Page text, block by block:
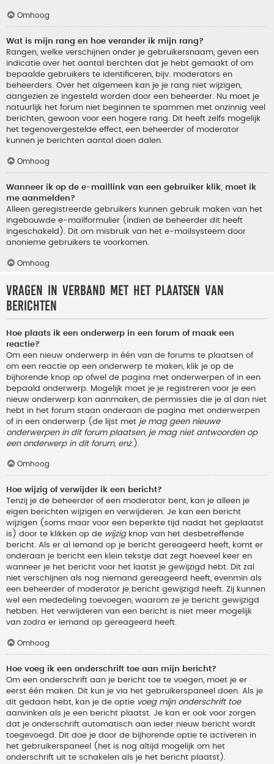
Omhoog
Wat is mijn rang en hoe verander ik mijn rang?
Rangen, welke verschijnen onder je gebruikersnaam, geven een
indicatie over het aantal berchten dat je hebt gemaakt of om
bepaalde gebruikers te identificeren, bijv. moderators en
beheerders. Over het algemeen kan je je rang niet wijzigen,
aangezien ze ingesteld worden door een beheerder. Nu moet je
natuurlijk het forum niet beginnen te spammen met onzinnig veel
berichten, gewoon voor een hogere rang. Dit heeft zelfs mogelijk
het tegenovergestelde effect, een beheerder of moderator
kunnen je berichten aantal doen dalen.
Omhoog
Wanneer ik op de e-maillink van een gebruiker klik, moet ik
me aanmelden?
Alleen geregistreerde gebruikers kunnen gebruik maken van het
ingebouwde e-mailformulier (indien de beheerder dit heeft
ingeschakeld). Dit om misbruik van het e-mailsysteem door
anonieme gebruikers te voorkomen.
Omhoog
Vragen in verband met het plaatsen van
berichten
Hoe plaats ik een onderwerp in een forum of maak een
reactie?
Om een nieuw onderwerp in één van de forums te plaatsen of
om een reactie op een onderwerp te maken, klik je op de
bijhorende knop op ofwel de pagina met onderwerpen of in een
bepaald onderwerp. Mogelijk moet je je registreren voor je een
nieuw onderwerp kan aanmaken, de permissies die je al dan niet
hebt in het forum staan onderaan de pagina met onderwerpen
of in een onderwerp (de lijst met je mag geen nieuwe
onderwerpen in dit forum plaatsen, je mag niet antwoorden op
een onderwerp in dit forum, enz. ).
Omhoog
Hoe wijzig of verwijder ik een bericht?
Tenzij je de beheerder of een moderator bent, kan je alleen je
eigen berichten wijzigen en verwijderen. Je kan een bericht
wijzigen (soms maar voor een beperkte tijd nadat het geplaatst
is) door te klikken op de wijzigknop van het desbetreffende
bericht. Als er al iemand op je bericht gereageerd heeft, komt er
onderaan je bericht een klein tekstje dat zegt hoeveel keer en
wanneer je het bericht voor het laatst je gewijzigd hebt. Dit zal
niet verschijnen als nog niemand gereageerd heeft, evenmin als
een beheerder of moderator je bericht gewijzigd heeft. Zij kunnen
wel een mededeling toevoegen, waarom ze je bericht gewijzigd
hebben. Het verwijderen van een bericht is niet meer mogelijk
van zodra er iemand op gereageerd heeft.
Omhoog
Hoe voeg ik een onderschrift toe aan mijn bericht?
Om een onderschrift aan je bericht toe te voegen, moet je er
eerst één maken. Dit kun je via het gebruikerspaneel doen. Als je
dit gedaan hebt, kan je de optie voeg mijn onderschrift toe
aanvinken als je een bericht plaatst. Je kan er ook voor zorgen
dat je onderschrift automatisch aan ieder nieuw bericht wordt
toegevoegd. Dit doe je door de bijhorende optie te activeren in
het gebruikerspaneel (het is nog altijd mogelijk om het
onderschrift uit te schakelen als je het bericht plaatst).